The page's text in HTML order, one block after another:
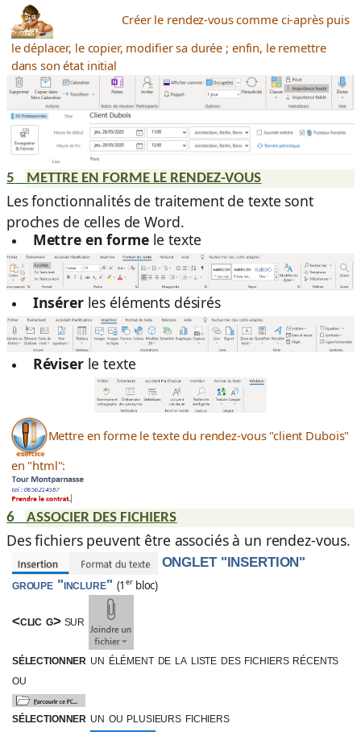
Créer le rendez-vous comme ci-après puis
le déplacer, le copier, modifier sa durée ; enfin, le remettre
dans son état initial
5 METTRE EN FORME LE RENDEZ-VOUS
Les fonctionnalités de traitement de texte sont
proches de celles de Word.
Mettre en formele texte
Insérerles éléments désirés
Réviserle texte
Mettre en forme le texte du rendez-vous "client Dubois"
en "html":
6 ASSOCIER DES FICHIERS
Des fichiers peuvent être associés à un rendez-vous.
ONGLET "INSERTION"
groupe "inclure" (1er bloc)
<clic g> sur
sélectionner un élément de la liste des fichiers récents
ou
sélectionner un ou plusieurs fichiers